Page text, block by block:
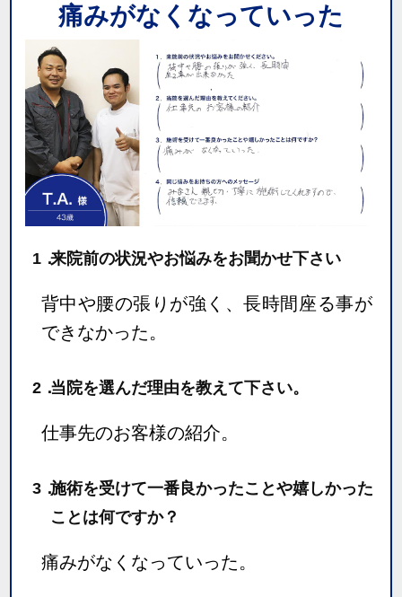
痛みがなくなっていった
1．来院前の状況やお悩みをお聞かせ下さい
背中や腰の張りが強く、長時間座る事が
できなかった。
2．当院を選んだ理由を教えて下さい。
仕事先のお客様の紹介。
3．施術を受けて一番良かったことや嬉しかった
ことは何ですか？
痛みがなくなっていった。